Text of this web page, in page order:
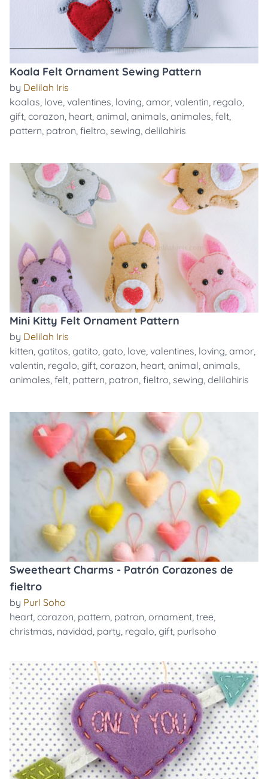
Koala Felt Ornament Sewing Pattern
by Delilah Iris
koalas, love, valentines, loving, amor, valentin, regalo,
gift, corazon, heart, animal, animals, animales, felt,
pattern, patron, fieltro, sewing, delilahiris
Mini Kitty Felt Ornament Pattern
by Delilah Iris
kitten, gatitos, gatito, gato, love, valentines, loving, amor,
valentin, regalo, gift, corazon, heart, animal, animals,
animales, felt, pattern, patron, fieltro, sewing, delilahiris
Sweetheart Charms - Patrón Corazones de
fieltro
by Purl Soho
heart, corazon, pattern, patron, ornament, tree,
christmas, navidad, party, regalo, gift, purlsoho